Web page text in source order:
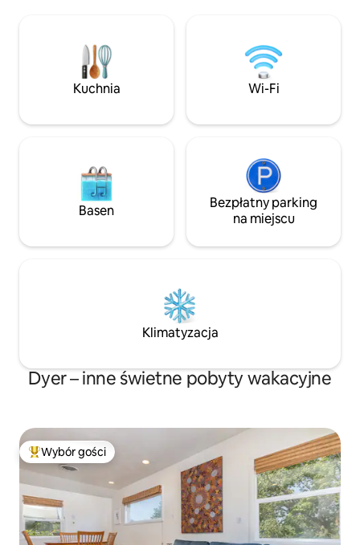
energetycznej, więc zimą jest
przytulnie, a latem chłodno. Jesteśmy
certyfikowanym przez CA „zielonym
biznesem”. Staramy się promować
zrównoważonego rozwoju.
od lipca 2018 r.,
podatku
wynajmów.
Twoich opłatach
Kuchnia Wi-Fi
Basen
Bezpłatny parking
na miejscu
Klimatyzacja
Dyer – inne świetne pobyty wakacyjne
Najpopularniejsze z kategorii Wybór gości
Wybór gości